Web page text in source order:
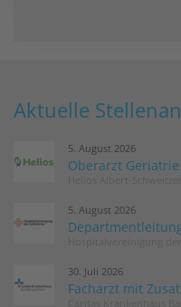
Aktuelle
5. August 2026
Oberarzt
5. August 2026
30. Juli 2026
Facharzt mit